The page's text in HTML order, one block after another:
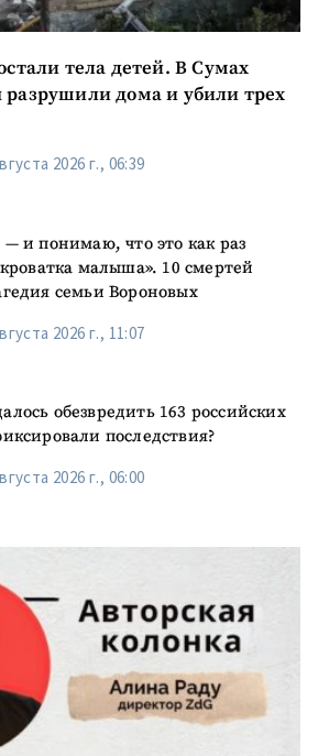
тела детей. В Сумах
разрушили дома и убили трех
2026 г., 06:39
и понимаю, что это как раз
малыша». 10 смертей
семьи Вороновых
2026 г., 11:07
обезвредить 163 российских
последствия?
2026 г., 06:00
ссылку на
источник
почта
email
.
НОВОСТЬ